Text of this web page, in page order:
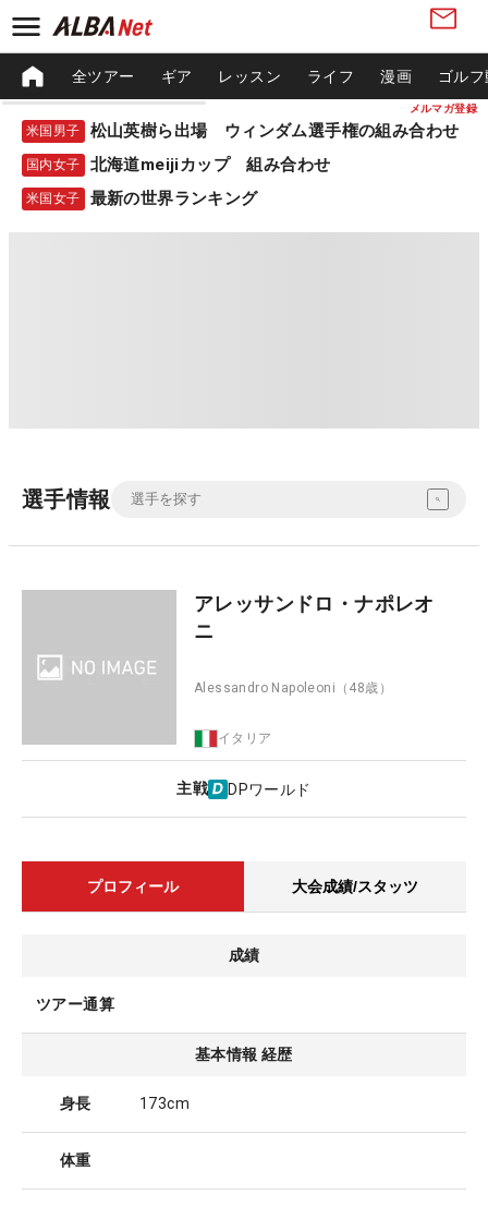
メルマガ登録
全ツアー ギア レッスン ライフ 漫画 ゴル
米国男子 松山英樹ら出場 ウィンダム選手権の組み合わせ
国内女子 北海道meijiカップ 組み合わせ
米国女子 最新の世界ランキング
選手情報
アレッサンドロ・ナポレオ
ニ
Alessandro Napoleoni （48歳）
イタリア
主戦 DPワールド
プロフィール 大会成績/スタッツ
成績
ツアー通算
基本情報 経歴
身長 173cm
体重